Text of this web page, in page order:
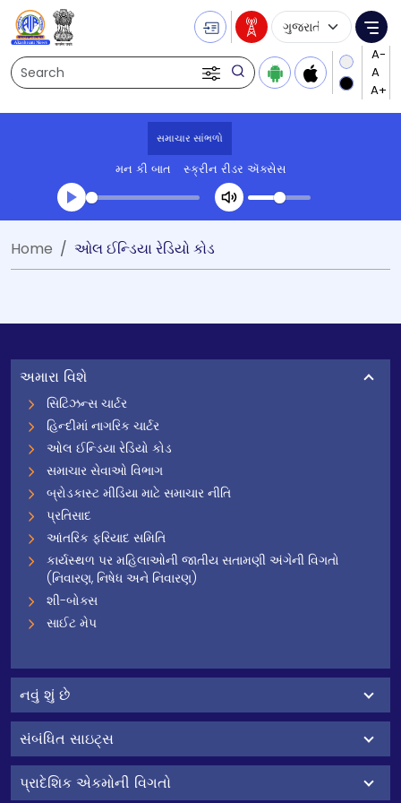
Search
Language
સમાચાર સાંભળો
મન કી બાત સ્ક્રીન રીડર ઍક્સેસ
Transcript summary
પ્લે ઓડિયો
Home ઓલ ઈન્ડિયા રેડિયો કોડ
અમારા વિશે
સિટિઝન્સ ચાર્ટર
હિન્દીમાં નાગરિક ચાર્ટર
ઓલ ઈન્ડિયા રેડિયો કોડ
સમાચાર સેવાઓ વિભાગ
બ્રોડકાસ્ટ મીડિયા માટે સમાચાર નીતિ
પ્રતિસાદ
આંતરિક ફરિયાદ સમિતિ
કાર્યસ્થળ પર મહિલાઓની જાતીય સતામણી અંગેની વિગતો
(નિવારણ, નિષેધ અને નિવારણ)
શી-બોક્સ
સાઈટ મેપ
નવું શું છે
સંબંધિત સાઇટ્સ
પ્રાદેશિક એકમોની વિગતો